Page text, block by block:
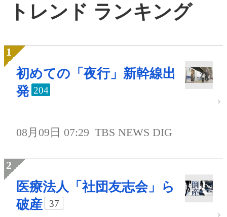
トレンド ランキング
初めての「夜行」新幹線出
発 204
08月09日 07:29 TBS NEWS DIG
医療法人「社団友志会」ら
破産
37